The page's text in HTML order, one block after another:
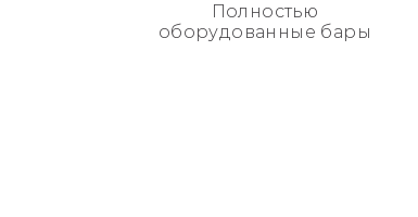
Полностью
оборудованные бары